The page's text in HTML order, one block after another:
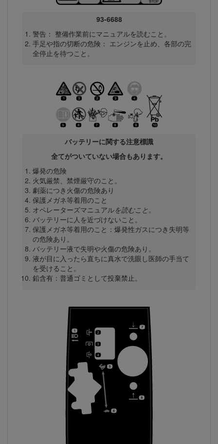
93-6688
警告： 整備作業前にマニュアルを読むこと。
手足や指の切断の危険： エンジンを止め、各部の完
全停止を待つこと。
バッテリーに関する注意標識
全てがついていない場合もあります。
爆発の危険
火気厳禁、禁煙厳守のこと。
劇薬につき火傷の危険あり
保護メガネ等着用のこと
オペレーターズマニュアルを読むこと。
バッテリーに人を近づけないこと。
保護メガネ等着用のこと：爆発性ガスにつき失明等
の危険あり。
バッテリー液で失明や火傷の危険あり。
液が目に入ったら直ちに真水で洗眼し医師の手当て
を受けること。
鉛含有：普通ゴミとして投棄禁止。